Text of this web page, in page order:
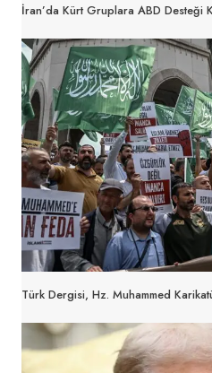
İran’da Kürt Gruplara ABD Desteği
Türk Dergisi, Hz. Muhammed